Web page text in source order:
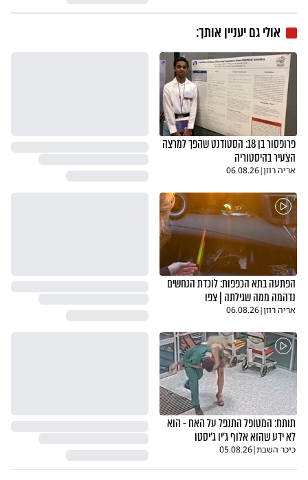
אולי גם יעניין אותך:
פרופסור בן 18: הסטודנט שהפך למרצה
הצעיר בהיסטוריה
אריה רוזן|
06.08.26
הפתעה בתא הכפפות: לוכדת הנחשים
נדהמה ממה שגילתה | צפו
אריה רוזן|
06.08.26
תותח: המטופל התנפל על האח - הוא
לא ידע שהוא אלוף ג'יו ג'יסטו
כיכר השבת|
05.08.26